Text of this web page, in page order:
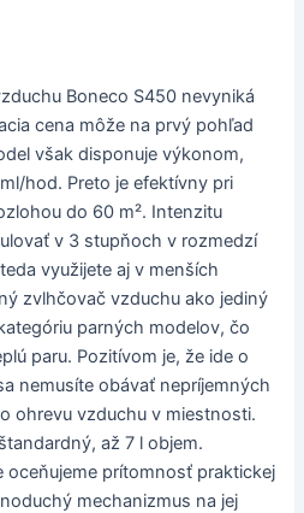
Boneco S450 nevyniká
cena môže na prvý pohľad
však disponuje výkonom,
hod. Preto je efektívny pri
do 60 m². Intenzitu
v 3 stupňoch v rozmedzí
využijete aj v menších
zvlhčovač vzduchu ako jediný
parných modelov, čo
paru. Pozitívom je, že ide o
nemusíte obávať nepríjemných
ohrevu vzduchu v miestnosti.
až 7 l objem.
prítomnosť praktickej
mechanizmus na jej